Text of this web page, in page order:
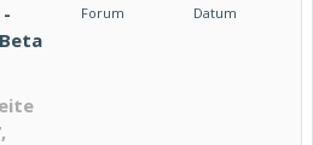
Forum Datum